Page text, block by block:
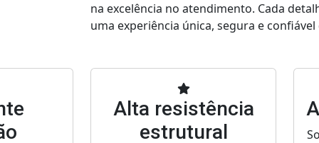
na excelência no atendimento. Cada
uma experiência única, segura e
Alta resistência
estrutural